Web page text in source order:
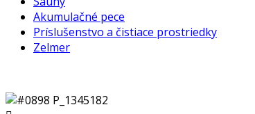
Akumulačné pece
Príslušenstvo a čistiace prostriedky
Zelmer